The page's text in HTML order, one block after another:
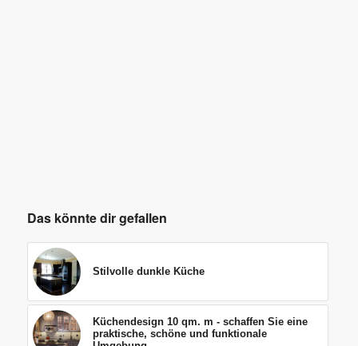
Das könnte dir gefallen
Stilvolle dunkle Küche
Küchendesign 10 qm. m - schaffen Sie eine
praktische, schöne und funktionale